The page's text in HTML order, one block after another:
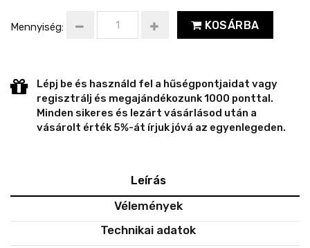
Mennyiség: KOSÁRBA
Lépj be és használd fel a hűségpontjaidat vagy
regisztrálj és megajándékozunk 1000 ponttal.
Minden sikeres és lezárt vásárlásod után a
vásárolt érték 5%-át írjuk jóvá az egyenlegeden.
Leírás
Vélemények
Technikai adatok